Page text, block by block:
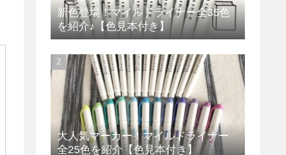
新色登場！マイルドライナー全35色
を紹介♪【色見本付き】
大人気マーカー！マイルドライナー
全25色を紹介【色見本付き】